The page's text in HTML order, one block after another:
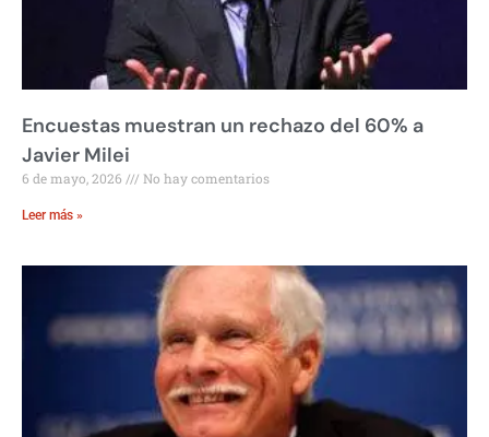
Encuestas muestran un rechazo del 60% a
Javier Milei
6 de mayo, 2026 No hay comentarios
Leer más »